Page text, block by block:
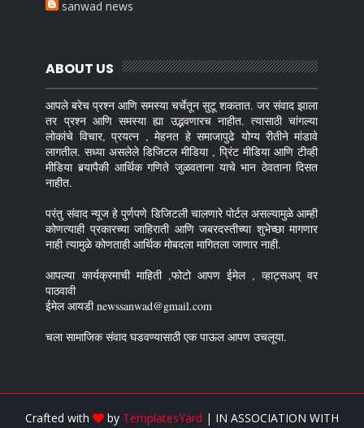
sanwad news
ABOUT US
आपले बरेच प्रश्न आणि समस्या चर्चेतून सुटू शकतात. जर संवाद झाला
तर प्रश्न आणि समस्या ह्या उद्भवणारच नाहीत. त्यासाठी चांगल्या
लोकांचे विचार, प्रयत्न , मेहनत हे समाजापुढे योग्य रीतीने मांडावे
लागतील. सध्या असलेले डिजिटल मीडिया , प्रिंट मीडिया आणि टीव्ही
मीडिया बर्‍यापैकी आर्थिक गणिते जुळवताना याचे भान ठेवताना दिसत
नाहीत.
परंतु संवाद न्यूज हे पुर्णपणे डिजिटली चालणारे पोर्टल असल्यामुळे आम्ही
कोणत्याही प्रकारच्या जाहिराती आणि जबरदस्तीच्या शुभेच्छा मागणार
नाही त्यामुळे कोणताही आर्थिक मोबदला मागितला जाणार नाही.
आपल्या कार्यक्रमाची माहिती ,फोटो आपण ईमेल , व्हाट्सअप् वर
पाठवावी
ईमेल आयडी newssanwad@gmail.com
चला सामाजिक संवाद घडवण्यासाठी एक पाऊल आपण उचलूया.
Crafted with by TemplatesYard | IN ASSOCIATION WITH